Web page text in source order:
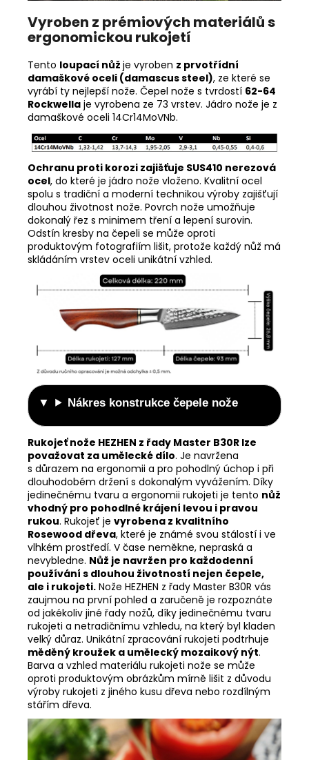
Vyroben z prémiových materiálů s
ergonomickou rukojetí
Tento loupací nůž je vyroben z prvotřídní
damaškové oceli (damascus steel), ze které se
vyrábí ty nejlepší nože. Čepel nože s tvrdostí 62-64
Rockwella je vyrobena ze 73 vrstev. Jádro nože je z
damaškové oceli 14Cr14MoVNb.
Ochranu proti korozi zajišťuje SUS410 nerezová
ocel, do které je jádro nože vloženo. Kvalitní ocel
spolu s tradiční a moderní technikou výroby zajišťují
dlouhou životnost nože. Povrch nože umožňuje
dokonalý řez s minimem tření a lepení surovin.
Odstín kresby na čepeli se může oproti
produktovým fotografiím lišit, protože každý nůž má
skládáním vrstev oceli unikátní vzhled.
Nákres konstrukce čepele nože
Rukojeť nože HEZHEN z řady Master B30R lze
považovat za umělecké dílo. Je navržena
s důrazem na ergonomii a pro pohodlný úchop i při
dlouhodobém držení s dokonalým vyvážením. Díky
jedinečnému tvaru a ergonomii rukojeti je tento nůž
vhodný pro pohodlné krájení levou i pravou
rukou. Rukojeť je vyrobena z kvalitního
Rosewood dřeva, které je známé svou stálostí i ve
vlhkém prostředí. V čase neměkne, nepraská a
nevybledne. Nůž je navržen pro každodenní
používání s dlouhou životností nejen čepele,
ale i rukojeti. Nože HEZHEN z řady Master B30R vás
zaujmou na první pohled a zaručeně je rozpoznáte
od jakékoliv jiné řady nožů, díky jedinečnému tvaru
rukojeti a netradičnímu vzhledu, na který byl kladen
velký důraz. Unikátní zpracování rukojeti podtrhuje
měděný kroužek a umělecký mozaikový nýt.
Barva a vzhled materiálu rukojeti nože se může
oproti produktovým obrázkům mírně lišit z důvodu
výroby rukojeti z jiného kusu dřeva nebo rozdílným
stářím dřeva.